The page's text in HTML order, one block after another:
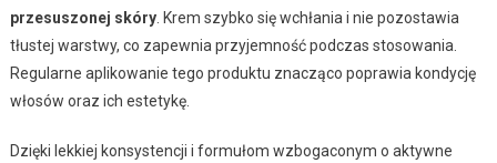
przesuszonej skóry. Krem szybko się wchłania i nie pozostawia
tłustej warstwy, co zapewnia przyjemność podczas stosowania.
Regularne aplikowanie tego produktu znacząco poprawia kondycję
włosów oraz ich estetykę.
Dzięki lekkiej konsystencji i formułom wzbogaconym o aktywne